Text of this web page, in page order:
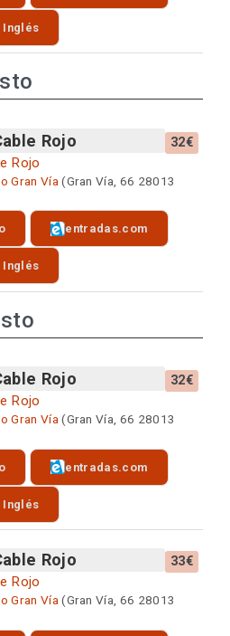
Inglés
Rojo 32€
Rojo
Gran Vía (Gran Vía, 66 28013
entradas.com
Inglés
Rojo 32€
Rojo
Gran Vía (Gran Vía, 66 28013
entradas.com
Inglés
Rojo 33€
Rojo
Gran Vía(Gran Vía, 66 28013